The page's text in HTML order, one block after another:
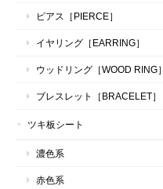
ピアス［PIERCE］
イヤリング［EARRING］
ウッドリング［WOOD RING］
ブレスレット［BRACELET］
ツキ板シート
濃色系
赤色系